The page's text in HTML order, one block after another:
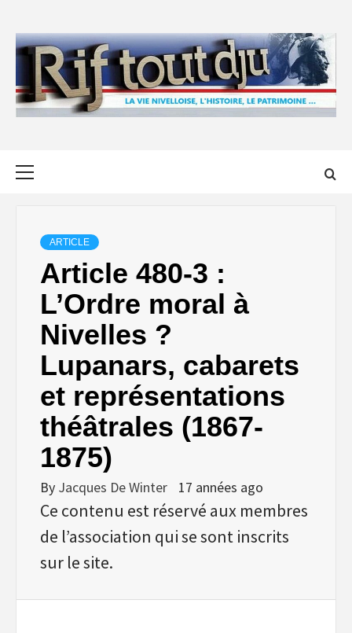
content
ARTICLE
Article 480-3 :
L’Ordre moral à
Nivelles ?
Lupanars, cabarets
et représentations
théâtrales (1867-
1875)
By Jacques De Winter 17 années ago
Ce contenu est réservé aux membres
de l’association qui se sont inscrits
sur le site.